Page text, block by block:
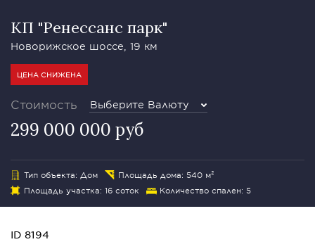
КП "Ренессанс парк"
Новорижское шоссе, 19 км
ЦЕНА СНИЖЕНА
Стоимость Выберите Валюту
299 000 000 руб
Тип объекта: Дом
Площадь дома: 540 м²
Площадь участка: 16 соток
Количество спален: 5
ID 8194